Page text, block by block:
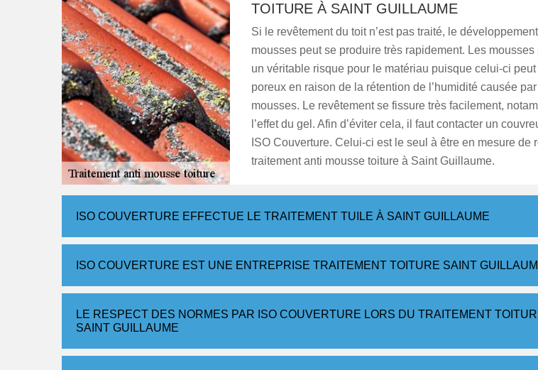
TOITURE À SAINT GUILLAUME
Si le revêtement du toit n’est pas traité, le
mousses peut se produire très rapidement. Les mousses
un véritable risque pour le matériau puisque celui-ci
poreux en raison de la rétention de l’humidité causée
mousses. Le revêtement se fissure très facilement,
l’effet du gel. Afin d’éviter cela, il faut contacter un
ISO Couverture. Celui-ci est le seul à être en mesure de
traitement anti mousse toiture à Saint Guillaume.
ISO COUVERTURE EFFECTUE LE TRAITEMENT TUILE À SAINT GUILLAUME
ISO COUVERTURE EST UNE ENTREPRISE TRAITEMENT TOITURE SAINT
LE RESPECT DES NORMES PAR ISO COUVERTURE LORS DU TRAITEMENT
SAINT GUILLAUME